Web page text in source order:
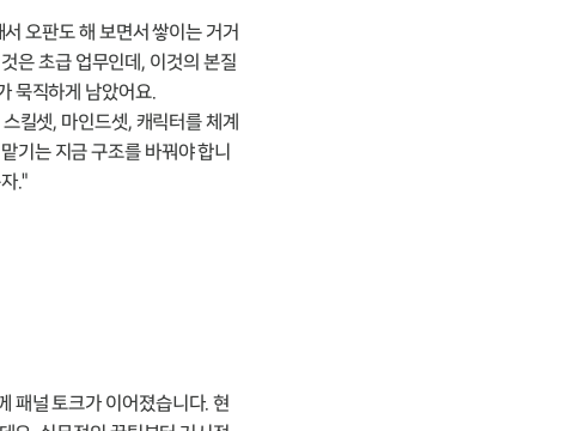
오판도 해 보면서 쌓이는 거거
은 초급 업무인데, 이것의 본질
묵직하게 남았어요.
킬셋, 마인드셋, 캐릭터를 체계
기는 지금 구조를 바꿔야 합니
."
패널 토크가 이어졌습니다. 현